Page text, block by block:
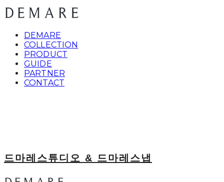
DEMARE
COLLECTION
PRODUCT
GUIDE
PARTNER
CONTACT
드마레스튜디오 & 드마레스냅